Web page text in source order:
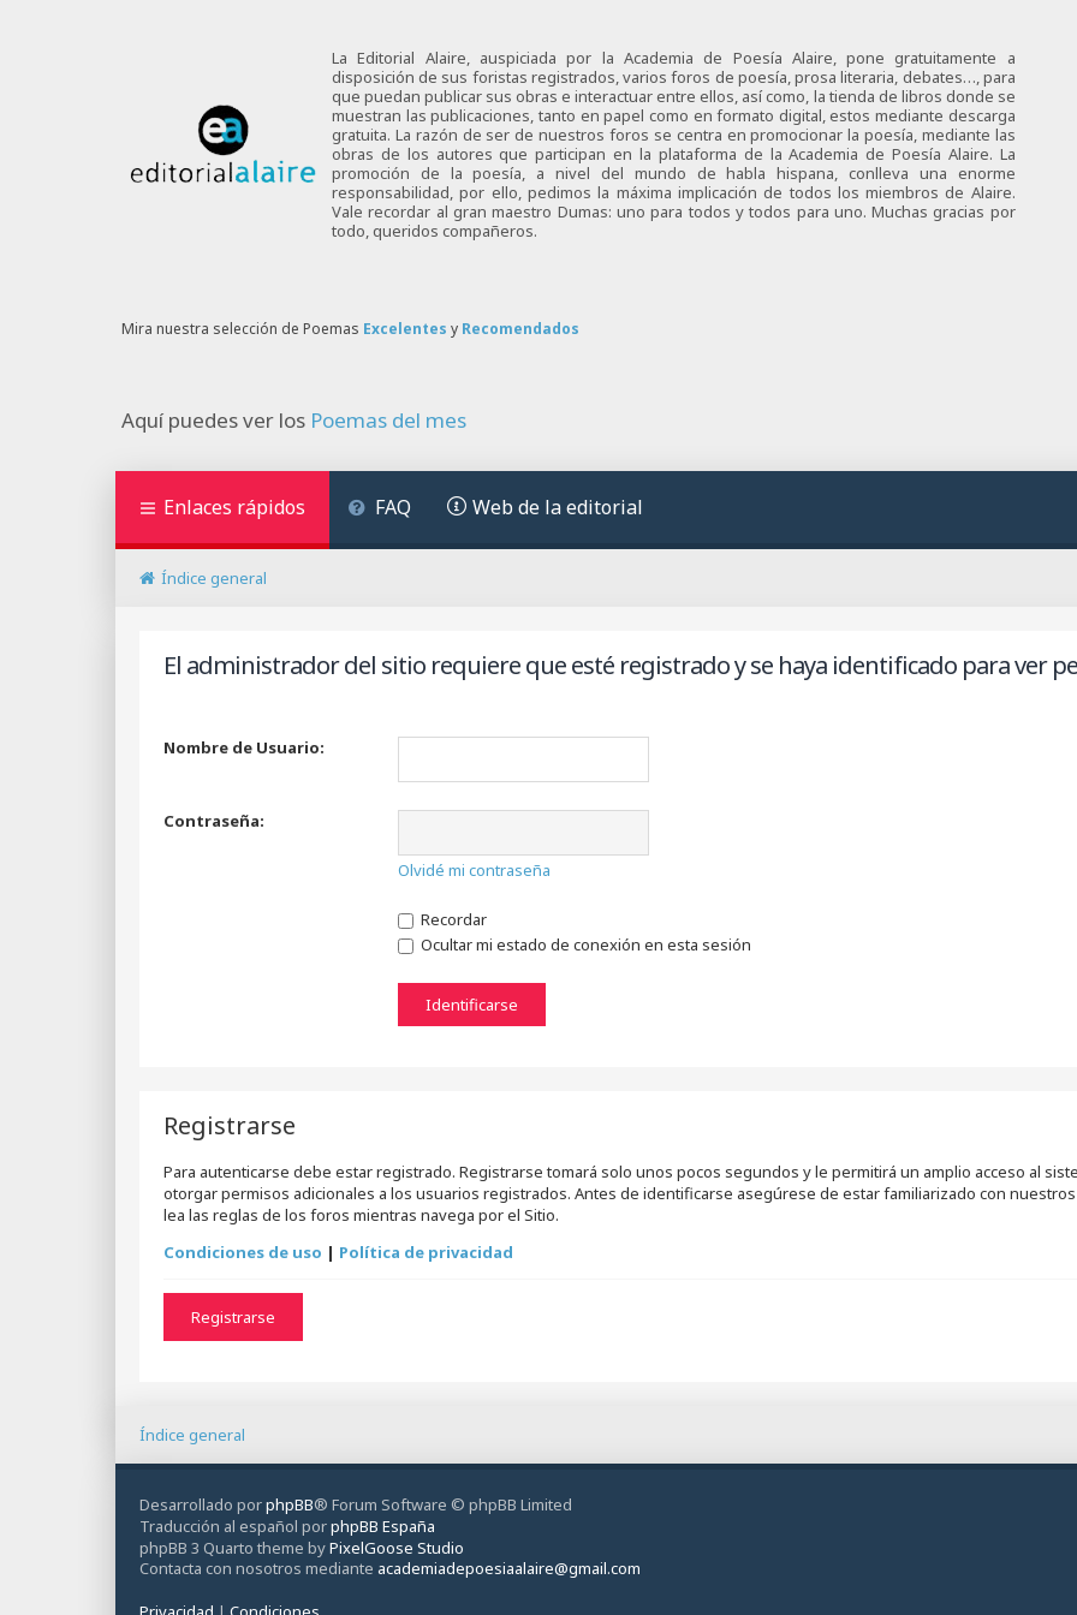
La Editorial Alaire, auspiciada por la Academia de Poesía Alaire, pone gratuitamente a
disposición de sus foristas registrados, varios foros de poesía, prosa literaria, debates…, para
que puedan publicar sus obras e interactuar entre ellos, así como, la tienda de libros donde se
muestran las publicaciones, tanto en papel como en formato digital, estos mediante descarga
gratuita. La razón de ser de nuestros foros se centra en promocionar la poesía, mediante las
obras de los autores que participan en la plataforma de la Academia de Poesía Alaire. La
promoción de la poesía, a nivel del mundo de habla hispana, conlleva una enorme
responsabilidad, por ello, pedimos la máxima implicación de todos los miembros de Alaire.
Vale recordar al gran maestro Dumas: uno para todos y todos para uno. Muchas gracias por
todo, queridos compañeros.
Mira nuestra selección de Poemas Excelentes y Recomendados
Aquí puedes ver los Poemas del mes
Enlaces rápidos FAQ Web de la editorial
Índice general
El administrador del sitio requiere que esté registrado y se haya identificado para ver
Nombre de Usuario:
Contraseña:
Olvidé mi contraseña
Recordar
Ocultar mi estado de conexión en esta sesión
Registrarse
Para autenticarse debe estar registrado. Registrarse tomará solo unos pocos segundos y le permitirá un amplio acceso al
otorgar permisos adicionales a los usuarios registrados. Antes de identificarse asegúrese de estar familiarizado con
lea las reglas de los foros mientras navega por el Sitio.
Condiciones de uso | Política de privacidad
Registrarse
Índice general
Desarrollado porphpBB® Forum Software © phpBB Limited
Traducción al español porphpBB España
phpBB 3 Quarto theme byPixelGoose Studio
Contacta con nosotros mediante academiadepoesiaalaire@gmail.com